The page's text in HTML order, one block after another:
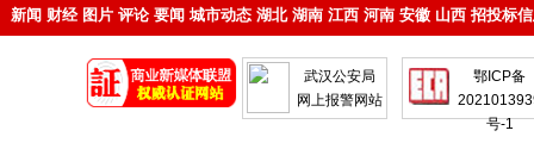
新闻 财经 图片 评论 要闻 城市动态 湖北 湖南 江西 河南 安徽 山西 招投标
武汉公安局
网上报警网站
鄂ICP备
号-1